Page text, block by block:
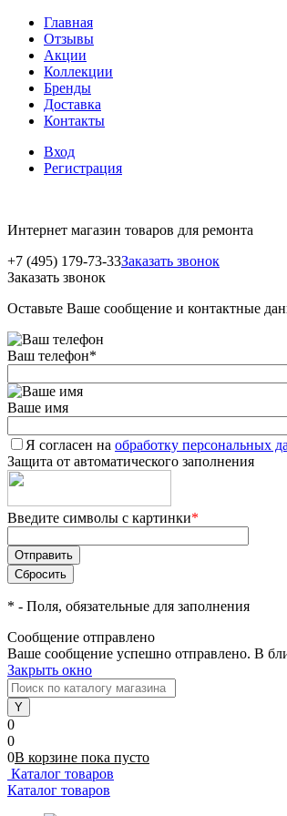
Главная
Отзывы
Акции
Коллекции
Бренды
Доставка
Контакты
Вход
Регистрация
Интернет магазин товаров для ремонта
+7 (495) 179-73-33Заказать звонок
Заказать звонок
Оставьте Ваше сообщение и контактные
Ваш телефон*
Ваше имя
Я согласен на обработку персональных
Защита от автоматического заполнения
Введите символы с картинки*
* - Поля, обязательные для заполнения
Сообщение отправлено
Ваше сообщение успешно отправлено. В
Закрыть окно
0
0
0В корзине пока пусто
Каталог товаров
Каталог товаров